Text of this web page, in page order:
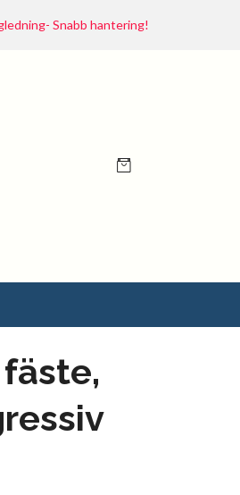
Snabb hantering!